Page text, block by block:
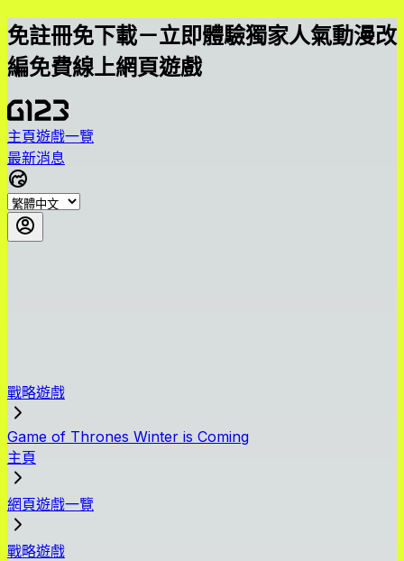
免註冊免下載－立即體驗獨家人氣動漫改
編免費線上網頁遊戲
主頁遊戲一覽
最新消息
戰略遊戲
Game of Thrones Winter is Coming
主頁
網頁遊戲一覽
戰略遊戲